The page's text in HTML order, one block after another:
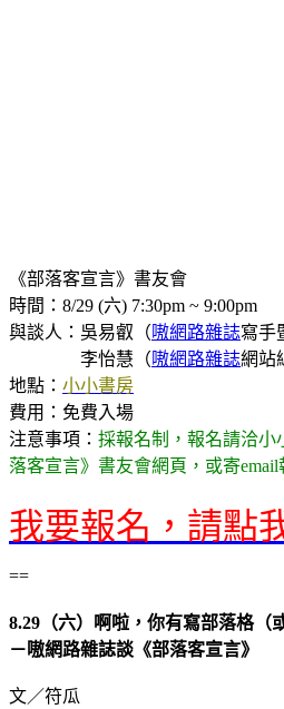
《部落客宣言》書友會
時間：8/29 (六) 7:30pm ~ 9:00pm
與談人：吳易叡（嗷網路雜誌寫手
李怡慧（嗷網路雜誌網站
地點： 小小書房
費用：免費入場
注意事項： 採報名制，報名請洽小
落客宣言》書友會網頁，或寄
我要報名，請點
==
8.29（六）啊啦，你有寫部落格（
－嗷網路雜誌談《部落客宣言》
文／符瓜